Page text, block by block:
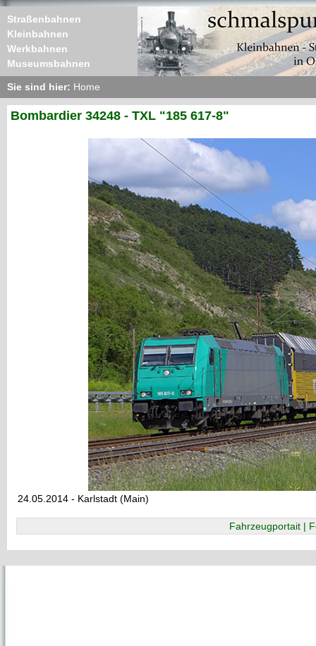
Straßenbahnen
Kleinbahnen
Werkbahnen
Museumsbahnen
Sie sind hier: Home
Bombardier 34248 - TXL "185 617-8"
24.05.2014 - Karlstadt (Main)
Fahrzeugportait |